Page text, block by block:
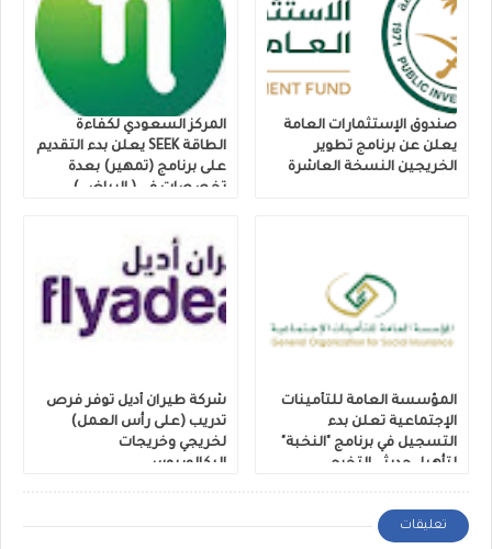
صندوق الإستثمارات العامة
يعلن عن برنامج تطوير
الخريجين النسخة العاشرة
المركز السعودي لكفاءة
الطاقة SEEK يعلن بدء التقديم
على برنامج (تمهير) بعدة
تخصصات في ( الرياض )
المؤسسة العامة للتأمينات
الإجتماعية تعلن بدء
التسجيل في برنامج "النخبة"
لتأهيل حديثي التخرج
شركة طيران أديل توفر فرص
تدريب (على رأس العمل)
لخريجي وخريجات
البكالوريوس
تعليقات